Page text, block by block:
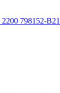
798152-B21